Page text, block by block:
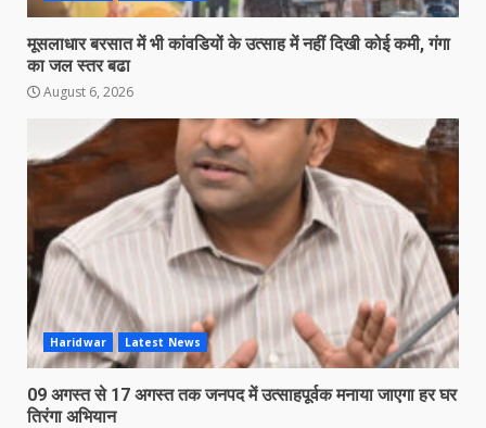
मूसलाधार बरसात में भी कांवडियों के उत्साह में नहीं दिखी कोई कमी, गंगा
का जल स्तर बढा
August 6, 2026
Haridwar Latest News
09 अगस्त से 17 अगस्त तक जनपद में उत्साहपूर्वक मनाया जाएगा हर घर
तिरंगा अभियान